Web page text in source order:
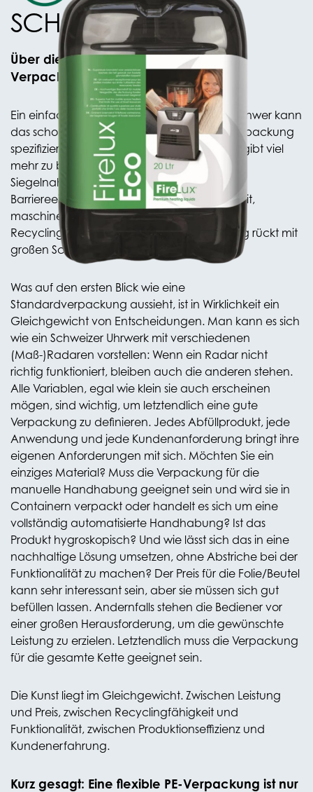
SCHON SEIN?
Über die Komplexität flexibler PE-
Verpackungen
Ein einfacher Beutel aus Polyethylen – wie schwer kann
das schon sein? Bis man tatsächlich eine Verpackung
spezifizieren muss. Dann wird schnell klar: Es gibt viel
mehr zu beachten, als man denkt. Dicke,
Siegelnahtfestigkeit, Dehnbarkeit,
Barriereeigenschaften, Glanz, Bedruckbarkeit,
maschinelle Verarbeitbarkeit und natürlich:
Recyclingfähigkeit. Die PPWR-Gesetzgebung rückt mit
großen Schritten näher.
Was auf den ersten Blick wie eine
Standardverpackung aussieht, ist in Wirklichkeit ein
Gleichgewicht von Entscheidungen. Man kann es sich
wie ein Schweizer Uhrwerk mit verschiedenen
(Maß-)Radaren vorstellen: Wenn ein Radar nicht
richtig funktioniert, bleiben auch die anderen stehen.
Alle Variablen, egal wie klein sie auch erscheinen
mögen, sind wichtig, um letztendlich eine gute
Verpackung zu definieren. Jedes Abfüllprodukt, jede
Anwendung und jede Kundenanforderung bringt ihre
eigenen Anforderungen mit sich. Möchten Sie ein
einziges Material? Muss die Verpackung für die
manuelle Handhabung geeignet sein und wird sie in
Containern verpackt oder handelt es sich um eine
vollständig automatisierte Handhabung? Ist das
Produkt hygroskopisch? Und wie lässt sich das in eine
nachhaltige Lösung umsetzen, ohne Abstriche bei der
Funktionalität zu machen? Der Preis für die Folie/Beutel
kann sehr interessant sein, aber sie müssen sich gut
befüllen lassen. Andernfalls stehen die Bediener vor
einer großen Herausforderung, um die gewünschte
Leistung zu erzielen. Letztendlich muss die Verpackung
für die gesamte Kette geeignet sein.
Die Kunst liegt im Gleichgewicht. Zwischen Leistung
und Preis, zwischen Recyclingfähigkeit und
Funktionalität, zwischen Produktionseffizienz und
Kundenerfahrung.
Kurz gesagt: Eine flexible PE-Verpackung ist nur